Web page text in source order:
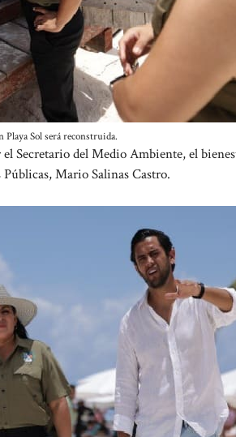
Playa Sol será reconstruida.
Secretario del Medio Ambiente, el
Mario Salinas Castro.